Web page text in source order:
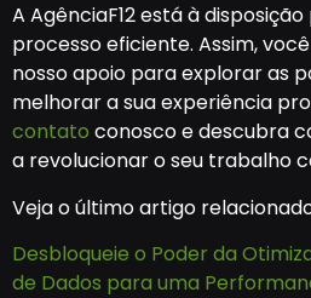
A AgênciaF12 está à
processo eficiente. Assim,
nosso apoio para explorar as
melhorar a sua experiência
contato conosco e descubra
a revolucionar o seu trabalho
Veja o último artigo
Desbloqueie o Poder da
de Dados para uma